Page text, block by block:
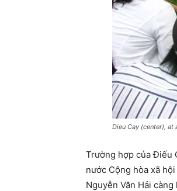
Dieu Cay (center),
Trường hợp của Điếu
nước Cộng hòa xã
Nguyễn Văn Hải